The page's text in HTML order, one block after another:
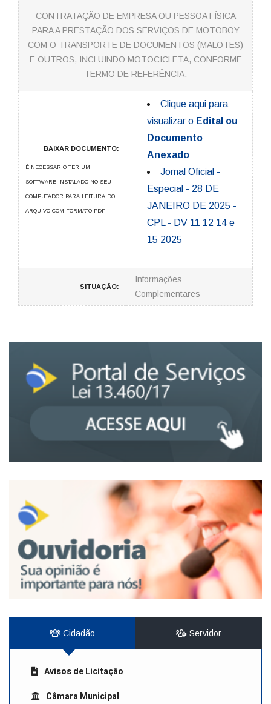
CONTRATAÇÃO DE EMPRESA OU PESSOA FÍSICA
PARA A PRESTAÇÃO DOS SERVIÇOS DE MOTOBOY
COM O TRANSPORTE DE DOCUMENTOS (MALOTES)
E OUTROS, INCLUINDO MOTOCICLETA, CONFORME
TERMO DE REFERÊNCIA.
BAIXAR DOCUMENTO:
É NECESSARIO TER UM
SOFTWARE INSTALADO NO SEU
COMPUTADOR PARA LEITURA DO
ARQUIVO COM FORMATO PDF
Clique aqui para
visualizar o Edital ou
Documento
Anexado
Jornal Oficial -
Especial - 28 DE
JANEIRO DE 2025 -
CPL - DV 11 12 14 e
15 2025
SITUAÇÃO:
Informações
Complementares
Cidadão Servidor
Avisos de Licitação
Câmara Municipal